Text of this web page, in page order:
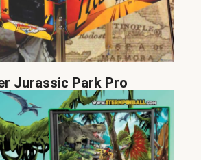
Jurassic Park Pro